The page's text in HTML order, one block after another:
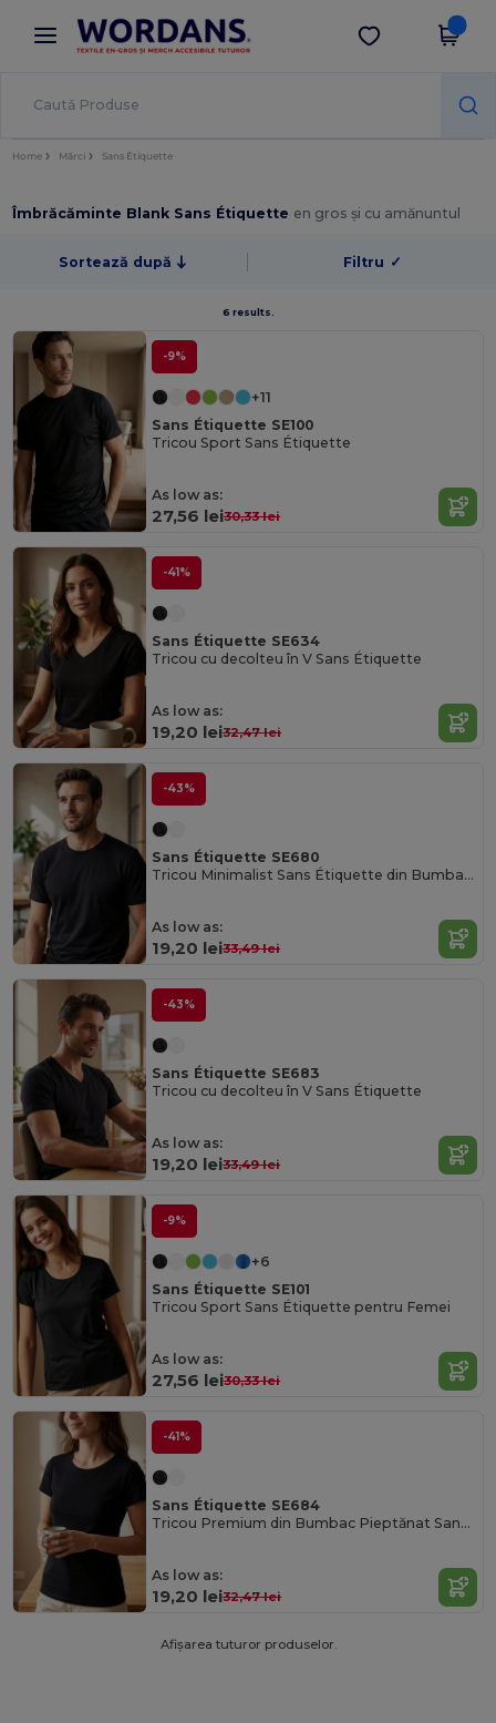
× Aplicația Wordans
Prețuri mai bune în aplicație!
Descarcă app
Home Mărci Sans Étiquette
Îmbrăcăminte Blank Sans Étiquette en gros și cu amănuntul
Sortează după Filtru ✓
6 results.
-9%
+11
Sans Étiquette SE100
Tricou Sport Sans Étiquette
As low as:
27,56 lei30,33 lei
-41%
Sans Étiquette SE634
Tricou cu decolteu în V Sans Étiquette
As low as:
19,20 lei32,47 lei
-43%
Sans Étiquette SE680
Tricou Minimalist Sans Étiquette din Bumbac Pieptănat
As low as:
19,20 lei33,49 lei
-43%
Sans Étiquette SE683
Tricou cu decolteu în V Sans Étiquette
As low as:
19,20 lei33,49 lei
-9%
+6
Sans Étiquette SE101
Tricou Sport Sans Étiquette pentru Femei
As low as:
27,56 lei30,33 lei
-41%
Sans Étiquette SE684
Tricou Premium din Bumbac Pieptănat Sans Étiquette
As low as:
19,20 lei32,47 lei
Afișarea tuturor produselor.